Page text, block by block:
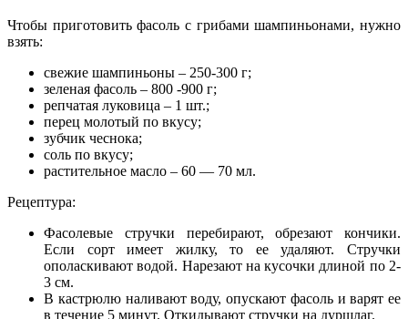
Чтобы приготовить фасоль с грибами шампиньонами, нужно
взять:
свежие шампиньоны – 250-300 г;
зеленая фасоль – 800 -900 г;
репчатая луковица – 1 шт.;
перец молотый по вкусу;
зубчик чеснока;
соль по вкусу;
растительное масло – 60 — 70 мл.
Рецептура:
Фасолевые стручки перебирают, обрезают кончики.
Если сорт имеет жилку, то ее удаляют. Стручки
ополаскивают водой. Нарезают на кусочки длиной по 2-
3 см.
В кастрюлю наливают воду, опускают фасоль и варят ее
в течение 5 минут. Откидывают стручки на дуршлаг.